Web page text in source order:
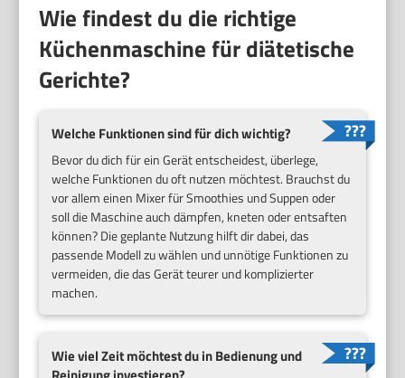
Wie findest du die richtige
Küchenmaschine für diätetische
Gerichte?
Welche Funktionen sind für dich wichtig?
Bevor du dich für ein Gerät entscheidest, überlege,
welche Funktionen du oft nutzen möchtest. Brauchst du
vor allem einen Mixer für Smoothies und Suppen oder
soll die Maschine auch dämpfen, kneten oder entsaften
können? Die geplante Nutzung hilft dir dabei, das
passende Modell zu wählen und unnötige Funktionen zu
vermeiden, die das Gerät teurer und komplizierter
machen.
Wie viel Zeit möchtest du in Bedienung und